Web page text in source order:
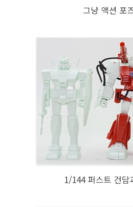
그냥 액션 포
1/144 퍼스트 건담